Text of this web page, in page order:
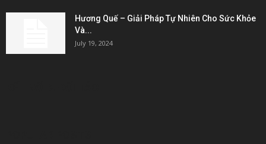
Hương Quế – Giải Pháp Tự Nhiên Cho Sức Khỏe
Và...
July 19, 2024